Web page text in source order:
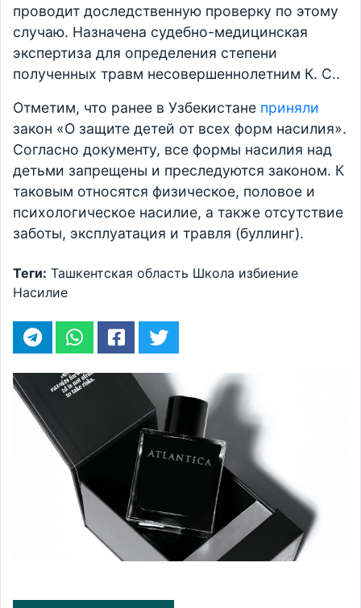
проводит доследственную проверку по этому
случаю. Назначена судебно-медицинская
экспертиза для определения степени
полученных травм несовершеннолетним К. С..
Отметим, что ранее в Узбекистане приняли
закон «О защите детей от всех форм насилия».
Согласно документу, все формы насилия над
детьми запрещены и преследуются законом. К
таковым относятся физическое, половое и
психологическое насилие, а также отсутствие
заботы, эксплуатация и травля (буллинг).
Теги: Ташкентская область Школа избиение
Насилие